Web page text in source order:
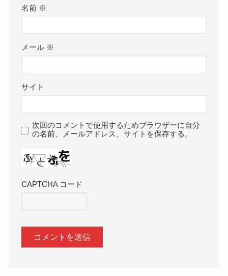
名前 ※
メール ※
サイト
次回のコメントで使用するためブラウザーに自分
の名前、メールアドレス、サイトを保存する。
CAPTCHA コード